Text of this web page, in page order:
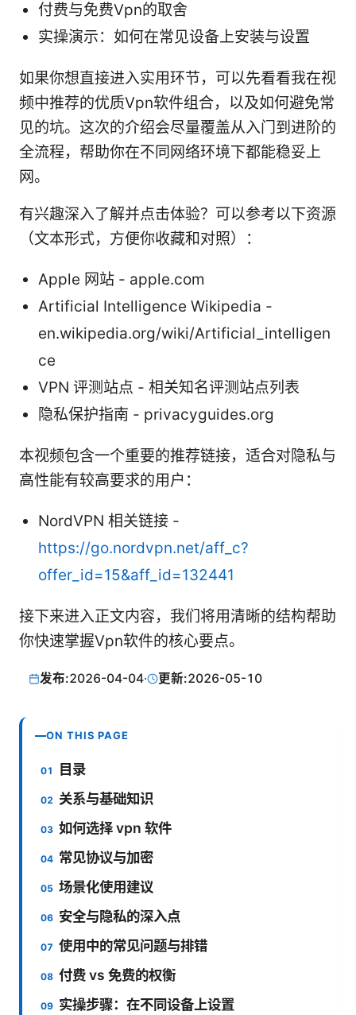
付费与免费Vpn的取舍
实操演示：如何在常见设备上安装与设置
如果你想直接进入实用环节，可以先看看我在视
频中推荐的优质Vpn软件组合，以及如何避免常
见的坑。这次的介绍会尽量覆盖从入门到进阶的
全流程，帮助你在不同网络环境下都能稳妥上
网。
有兴趣深入了解并点击体验？可以参考以下资源
（文本形式，方便你收藏和对照）：
Apple 网站 - apple.com
Artificial Intelligence Wikipedia -
en.wikipedia.org/wiki/Artificial_intelligen
ce
VPN 评测站点 - 相关知名评测站点列表
隐私保护指南 - privacyguides.org
本视频包含一个重要的推荐链接，适合对隐私与
高性能有较高要求的用户：
NordVPN 相关链接 -
https://go.nordvpn.net/aff_c?
offer_id=15&aff_id=132441
接下来进入正文内容，我们将用清晰的结构帮助
你快速掌握Vpn软件的核心要点。
发布:2026-04-04· 更新:2026-05-10
ON THIS PAGE
目录
关系与基础知识
如何选择 vpn 软件
常见协议与加密
场景化使用建议
安全与隐私的深入点
使用中的常见问题与排错
付费 vs 免费的权衡
实操步骤：在不同设备上设置